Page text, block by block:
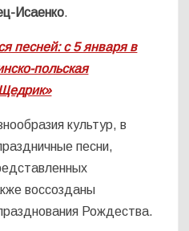
Исаенко.
песней: с 5 января в
польская
культур, в
песни,
воссозданы
Рождества.